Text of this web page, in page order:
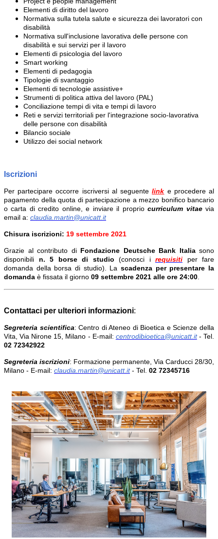
Elementi di diritto del lavoro
Normativa sulla tutela salute e sicurezza dei lavoratori con
disabilità
Normativa sull'inclusione lavorativa delle persone con
disabilità e sui servizi per il lavoro
Elementi di psicologia del lavoro
Smart working
Elementi di pedagogia
Tipologie di svantaggio
Elementi di tecnologie assistive+
Strumenti di politica attiva del lavoro (PAL)
Conciliazione tempi di vita e tempi di lavoro
Reti e servizi territoriali per l'integrazione socio-lavorativa
delle persone con disabilità
Bilancio sociale
Utilizzo dei social network
Iscrizioni
Per partecipare occorre iscriversi al seguentelink e procedere al
pagamento della quota di partecipazione a mezzo bonifico bancario
o carta di credito online, e inviare il propriocurriculum vitaevia
email a: claudia.martin@unicatt.it
Chisura iscrizioni: 19 settembre 2021
Grazie al contributo di Fondazione Deutsche Bank Italiasono
disponibili n. 5 borse di studio (conosci i requisiti per fare
domanda della borsa di studio). La scadenza per presentare la
domanda è fissata il giorno 09 settembre 2021 alle ore 24:00.
Contattaci per ulteriori informazioni:
Segreteria scientifica: Centro di Ateneo di Bioetica e Scienze della
Vita, Via Nirone 15, Milano - E-mail: centrodibioetica@unicatt.it- Tel.
02 72342922
Segreteria iscrizioni: Formazione permanente, Via Carducci 28/30,
Milano - E-mail: claudia.martin@unicatt.it- Tel. 02 72345716